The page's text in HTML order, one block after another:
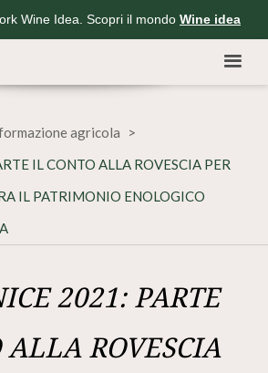
Wine Idea. Scopri il mondo Wine idea
agricola
IL CONTO ALLA ROVESCIA PER
IL PATRIMONIO ENOLOGICO
2021: PARTE
ROVESCIA